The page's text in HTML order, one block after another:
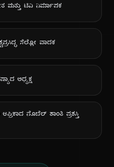
ಮತ್ತು ಟಿವಿ ನಿರ್ಮಾಪಕ
ಸೆಲ್ಲೋ ವಾದಕ
ಅಧ್ಯಕ್ಷ
ಆಫ್ರಿಕಾದ ನೊಬೆಲ್ ಶಾಂತಿ ಪ್ರಶಸ್ತಿ